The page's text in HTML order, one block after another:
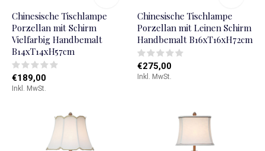
Chinesische Tischlampe
Porzellan mit Schirm
Vielfarbig Handbemalt
B14xT14xH57cm
€189,00
Inkl. MwSt.
Chinesische Tischlampe
Porzellan mit Leinen Schirm
Handbemalt B16xT16xH72cm
€275,00
Inkl. MwSt.